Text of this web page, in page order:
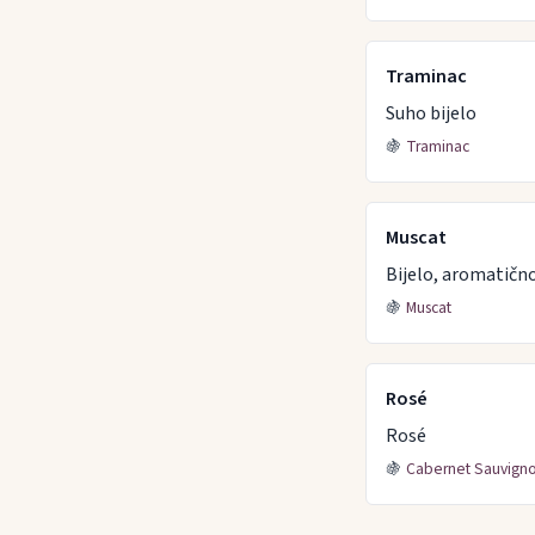
Traminac
Suho bijelo
🍇 Traminac
Muscat
Bijelo,
🍇 Muscat
Rosé
Rosé
🍇 Cabernet